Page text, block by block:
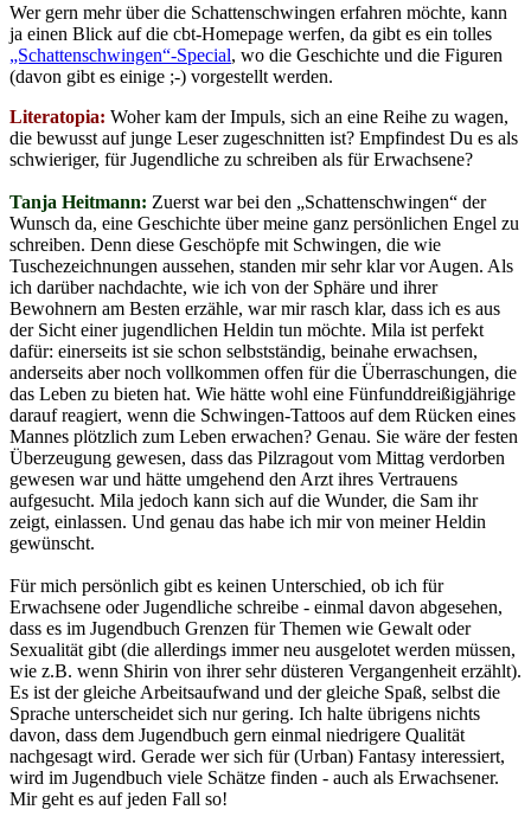
Wer gern mehr über die Schattenschwingen erfahren möchte, kann
ja einen Blick auf die cbt-Homepage werfen, da gibt es ein tolles
„Schattenschwingen“-Special, wo die Geschichte und die Figuren
(davon gibt es einige ;-) vorgestellt werden.
Literatopia: Woher kam der Impuls, sich an eine Reihe zu wagen,
die bewusst auf junge Leser zugeschnitten ist? Empfindest Du es als
schwieriger, für Jugendliche zu schreiben als für Erwachsene?
Tanja Heitmann: Zuerst war bei den „Schattenschwingen“ der
Wunsch da, eine Geschichte über meine ganz persönlichen Engel zu
schreiben. Denn diese Geschöpfe mit Schwingen, die wie
Tuschezeichnungen aussehen, standen mir sehr klar vor Augen. Als
ich darüber nachdachte, wie ich von der Sphäre und ihrer
Bewohnern am Besten erzähle, war mir rasch klar, dass ich es aus
der Sicht einer jugendlichen Heldin tun möchte. Mila ist perfekt
dafür: einerseits ist sie schon selbstständig, beinahe erwachsen,
anderseits aber noch vollkommen offen für die Überraschungen, die
das Leben zu bieten hat. Wie hätte wohl eine Fünfunddreißigjährige
darauf reagiert, wenn die Schwingen-Tattoos auf dem Rücken eines
Mannes plötzlich zum Leben erwachen? Genau. Sie wäre der festen
Überzeugung gewesen, dass das Pilzragout vom Mittag verdorben
gewesen war und hätte umgehend den Arzt ihres Vertrauens
aufgesucht. Mila jedoch kann sich auf die Wunder, die Sam ihr
zeigt, einlassen. Und genau das habe ich mir von meiner Heldin
gewünscht.
Für mich persönlich gibt es keinen Unterschied, ob ich für
Erwachsene oder Jugendliche schreibe - einmal davon abgesehen,
dass es im Jugendbuch Grenzen für Themen wie Gewalt oder
Sexualität gibt (die allerdings immer neu ausgelotet werden müssen,
wie z.B. wenn Shirin von ihrer sehr düsteren Vergangenheit erzählt).
Es ist der gleiche Arbeitsaufwand und der gleiche Spaß, selbst die
Sprache unterscheidet sich nur gering. Ich halte übrigens nichts
davon, dass dem Jugendbuch gern einmal niedrigere Qualität
nachgesagt wird. Gerade wer sich für (Urban) Fantasy interessiert,
wird im Jugendbuch viele Schätze finden - auch als Erwachsener.
Mir geht es auf jeden Fall so!